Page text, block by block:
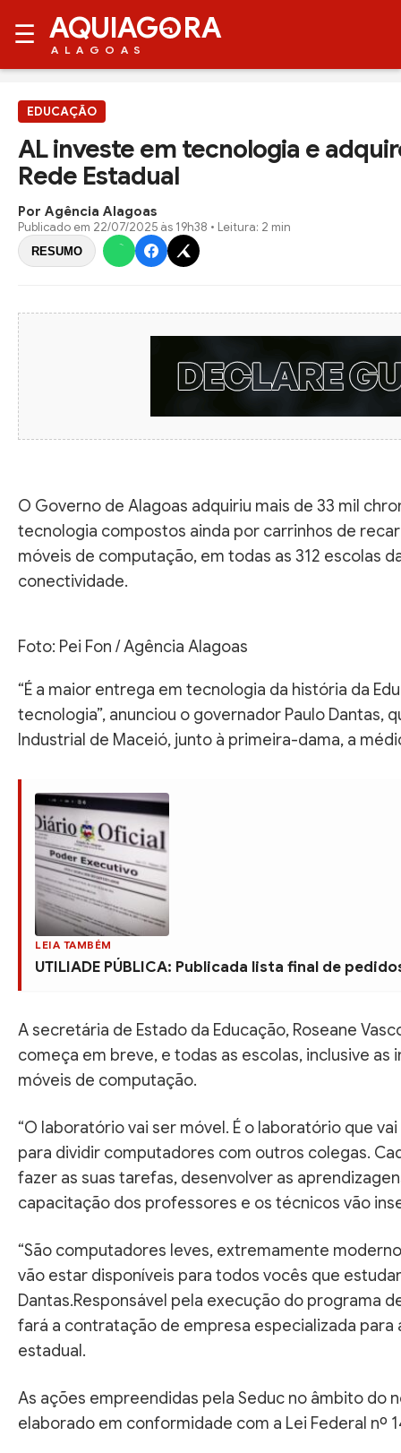
☰ AQUIAG RA
ALAGOAS
EDUCAÇÃO
AL investe em tecnologia e
Rede Estadual
Por Agência Alagoas
Publicado em 22/07/2025 às 19h38 • Leitura: 2 min
RESUMO
O Governo de Alagoas adquiriu mais de 33 mil
tecnologia compostos ainda por carrinhos de
móveis de computação, em todas as 312 escolas
conectividade.
Foto: Pei Fon / Agência Alagoas
“É a maior entrega em tecnologia da história da
tecnologia”, anunciou o governador Paulo
Industrial de Maceió, junto à primeira-dama, a
LEIA TAMBÉM
UTILIADE PÚBLICA: Publicada lista final de
A secretária de Estado da Educação, Roseane
começa em breve, e todas as escolas, inclusive
móveis de computação.
“O laboratório vai ser móvel. É o laboratório que
para dividir computadores com outros colegas.
fazer as suas tarefas, desenvolver as
capacitação dos professores e os técnicos vão
“São computadores leves, extremamente
vão estar disponíveis para todos vocês que
Dantas.Responsável pela execução do programa
fará a contratação de empresa especializada
estadual.
As ações empreendidas pela Seduc no âmbito do
elaborado em conformidade com a Lei Federal nº